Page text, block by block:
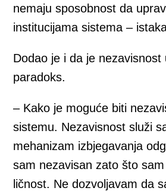
nemaju sposobnost da
institucijama sistema –
Dodao je i da je nezavisnost
paradoks.
– Kako je moguće biti
sistemu. Nezavisnost služi
mehanizam izbjegavanja
sam nezavisan zato što
ličnost. Ne dozvoljavam da